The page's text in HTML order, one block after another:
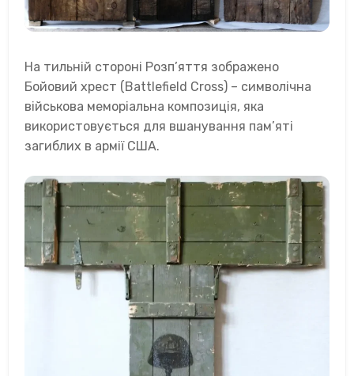
На тильній стороні Розп’яття зображено
Бойовий хрест (Battlefield Cross) – символічна
військова меморіальна композиція, яка
використовується для вшанування пам’яті
загиблих в армії США.